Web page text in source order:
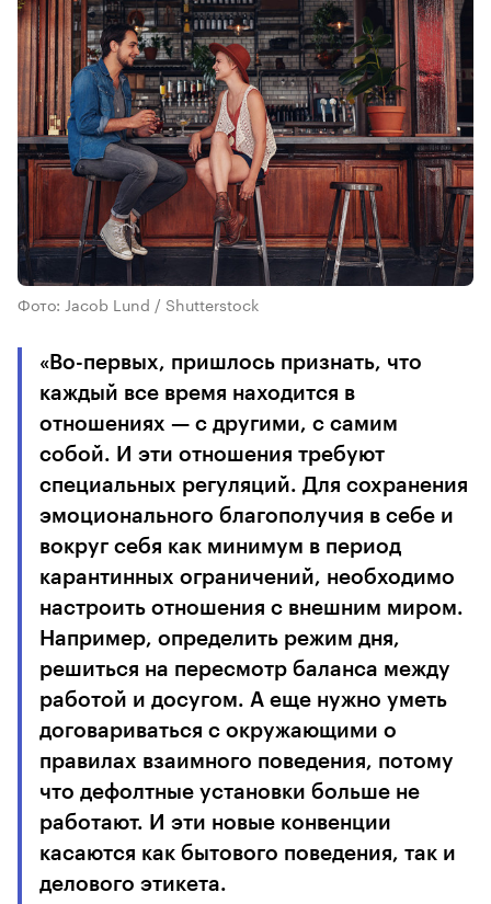
Фото: Jacob Lund / Shutterstock
«Во-первых, пришлось признать, что
каждый все время находится в
отношениях — с другими, с самим
собой. И эти отношения требуют
специальных регуляций. Для сохранения
эмоционального благополучия в себе и
вокруг себя как минимум в период
карантинных ограничений, необходимо
настроить отношения с внешним миром.
Например, определить режим дня,
решиться на пересмотр баланса между
работой и досугом. А еще нужно уметь
договариваться с окружающими о
правилах взаимного поведения, потому
что дефолтные установки больше не
работают. И эти новые конвенции
касаются как бытового поведения, так и
делового этикета.